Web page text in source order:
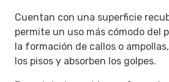
Cuentan con una superficie
permite un uso más cómodo del
la formación de callos o
los pisos y absorben los golpes.